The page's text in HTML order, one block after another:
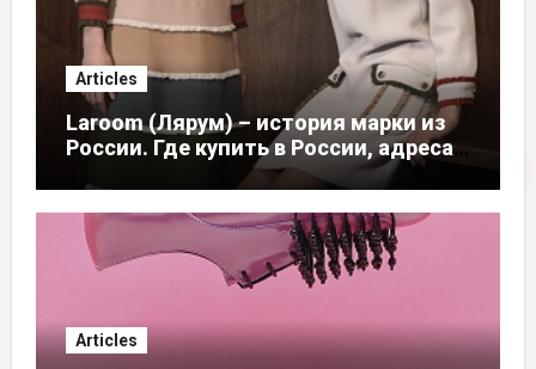
Articles
Laroom (Лярум) – история марки из
России. Где купить в России, адреса
Articles